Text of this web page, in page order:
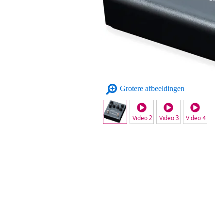
Grotere afbeeldingen
Video 2 Video 3 Video 4